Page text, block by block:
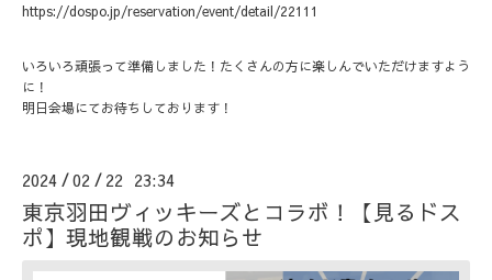
https://dospo.jp/reservation/event/detail/22111
いろいろ頑張って準備しました！たくさんの方に楽しんでいただけますよう
に！
明日会場にてお待ちしております！
2024 /02 / 22 23:34
東京羽田ヴィッキーズとコラボ！【見るドス
ポ】現地観戦のお知らせ